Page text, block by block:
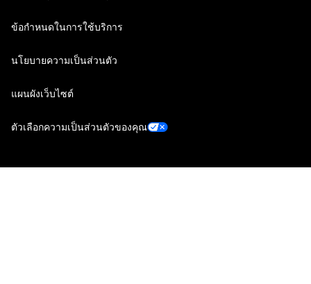
ข้อกำหนดในการใช้บริการ
นโยบายความเป็นส่วนตัว
แผนผังเว็บไซต์
ตัวเลือกความเป็นส่วนตัวของคุณ